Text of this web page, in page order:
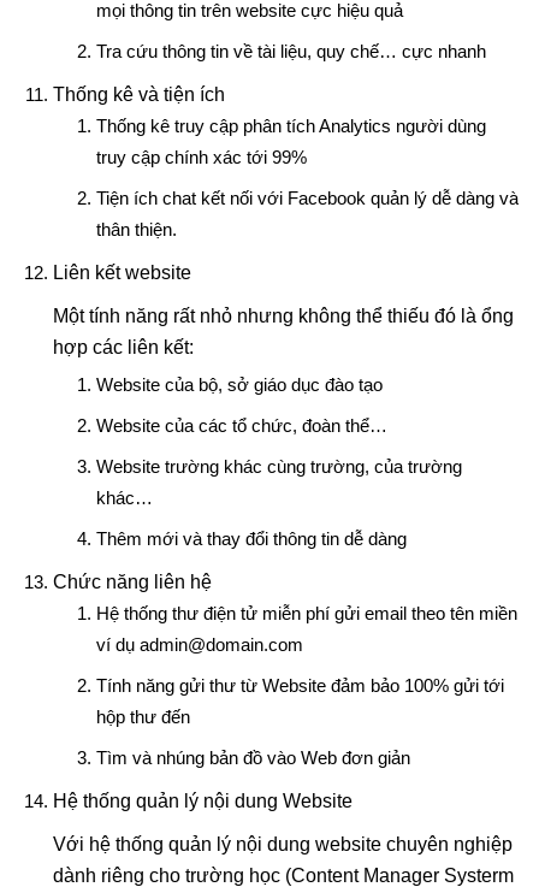
mọi thông tin trên website cực hiệu quả
Tra cứu thông tin về tài liệu, quy chế… cực nhanh
Thống kê và tiện ích
Thống kê truy cập phân tích Analytics người dùng
truy cập chính xác tới 99%
Tiện ích chat kết nối với Facebook quản lý dễ dàng và
thân thiện.
Liên kết website
Một tính năng rất nhỏ nhưng không thể thiếu đó là ổng
hợp các liên kết:
Website của bộ, sở giáo dục đào tạo
Website của các tổ chức, đoàn thể…
Website trường khác cùng trường, của trường
khác…
Thêm mới và thay đổi thông tin dễ dàng
Chức năng liên hệ
Hệ thống thư điện tử miễn phí gửi email theo tên miền
ví dụ admin@domain.com
Tính năng gửi thư từ Website đảm bảo 100% gửi tới
hộp thư đến
Tìm và nhúng bản đồ vào Web đơn giản
Hệ thống quản lý nội dung Website
Với hệ thống quản lý nội dung website chuyên nghiệp
dành riêng cho trường học (Content Manager Systerm